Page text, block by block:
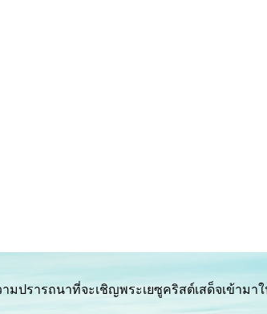
มปรารถนาที่จะเชิญพระเยซูคริสต์เสด็จเข้าม